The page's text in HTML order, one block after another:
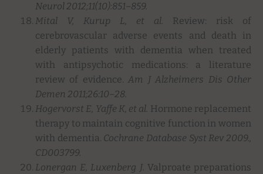
Neurol 2012;11(10):851–859.
Mital V, Kurup L, et al. Review: risk of
cerebrovascular adverse events and death in
elderly patients with dementia when treated
with antipsychotic medications: a literature
review of evidence.Am J Alzheimers Dis Other
Demen 2011;26:10–28.
Hogervorst E, Yaffe K, et al. Hormone replacement
therapy to maintain cognitive function in women
with dementia. Cochrane Database Syst Rev 2009.,
CD003799.
Lonergan E, Luxenberg J. Valproate preparations